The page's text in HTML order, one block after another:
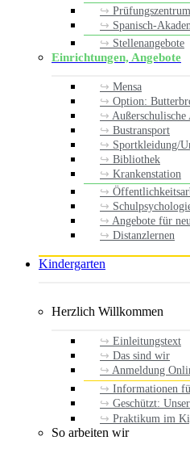
Spanisch-
Stellenangebote
Einrichtungen, Angebote
Mensa
Option:
Bustransport
Sportkleidung/
Bibliothek
Krankenstation
Angebote für
Distanzlernen
Kindergarten
Herzlich Willkommen
Einleitungstext
Das sind wir
Anmeldung
Informationen
Geschützt:
Praktikum im
So arbeiten wir